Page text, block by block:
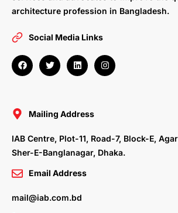
architecture profession in Bangladesh.
Social Media Links
F
a
c
o
T
w
i
r
L
i
n
i
n
I
n
s
Mailing Address
IAB Centre, Plot-11, Road-7, Block-E,
Sher-E-Banglanagar, Dhaka.
Email Address
mail@iab.com.bd